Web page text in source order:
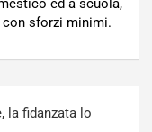
sforzi minimi.
la fidanzata lo